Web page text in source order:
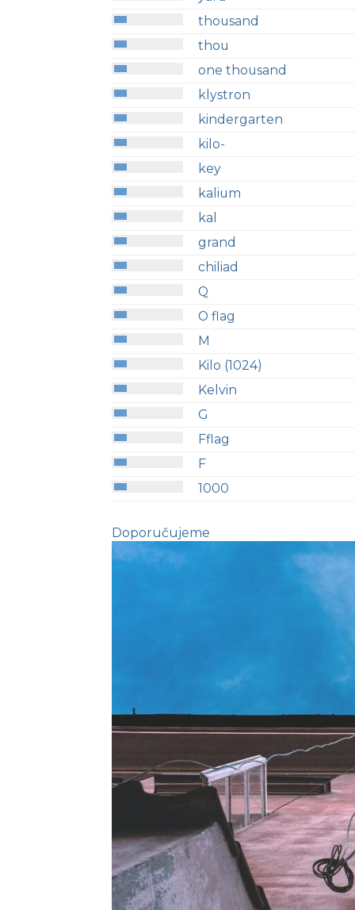
thousand
thou
one thousand
klystron
kindergarten
kilo-
key
kalium
kal
grand
chiliad
Q
O flag
M
Kilo (1024)
Kelvin
G
Fflag
F
1000
Doporučujeme